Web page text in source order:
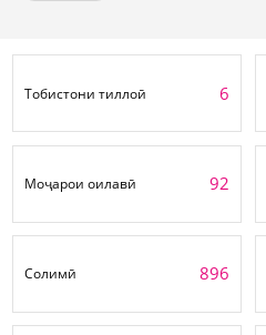
Тобистони тиллоӣ 6
Моҷарои оилавӣ 92
Солимӣ 896